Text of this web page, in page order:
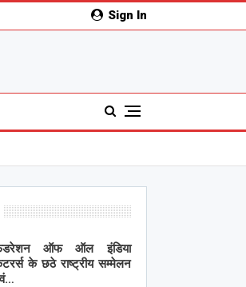
Sign In
ऑफ ऑल इंडिया
के छठे राष्ट्रीय सम्मेलन